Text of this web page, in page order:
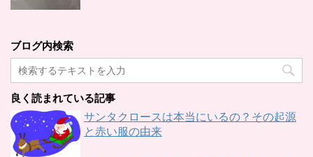
ブログ内検索
良く読まれている記事
サンタクロースは本当にいるの？その起源
と赤い服の由来